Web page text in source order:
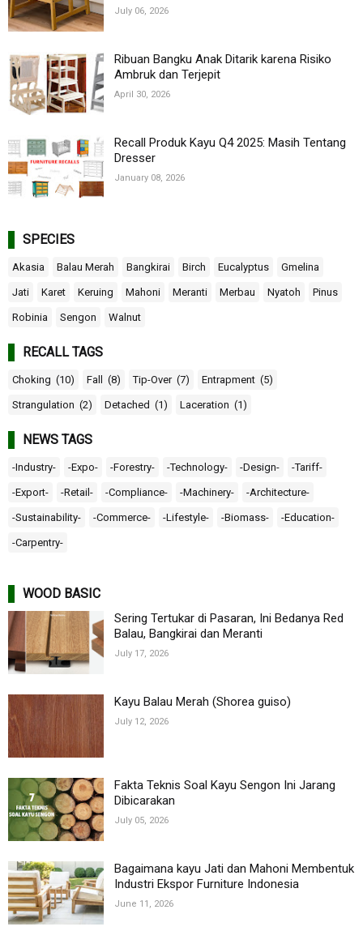
July 06, 2026
Ribuan Bangku Anak Ditarik karena Risiko
Ambruk dan Terjepit
April 30, 2026
Recall Produk Kayu Q4 2025: Masih Tentang
Dresser
January 08, 2026
SPECIES
Akasia Balau Merah Bangkirai Birch Eucalyptus Gmelina
Jati Karet Keruing Mahoni Meranti Merbau Nyatoh Pinus
Robinia Sengon Walnut
RECALL TAGS
Choking (10) Fall (8) Tip-Over (7) Entrapment (5)
Strangulation (2) Detached (1) Laceration (1)
NEWS TAGS
-Industry- -Expo- -Forestry- -Technology- -Design- -Tariff-
-Export- -Retail- -Compliance- -Machinery- -Architecture-
-Sustainability- -Commerce- -Lifestyle- -Biomass- -Education-
-Carpentry-
WOOD BASIC
Sering Tertukar di Pasaran, Ini Bedanya Red
Balau, Bangkirai dan Meranti
July 17, 2026
Kayu Balau Merah (Shorea guiso)
July 12, 2026
Fakta Teknis Soal Kayu Sengon Ini Jarang
Dibicarakan
July 05, 2026
Bagaimana kayu Jati dan Mahoni Membentuk
Industri Ekspor Furniture Indonesia
June 11, 2026